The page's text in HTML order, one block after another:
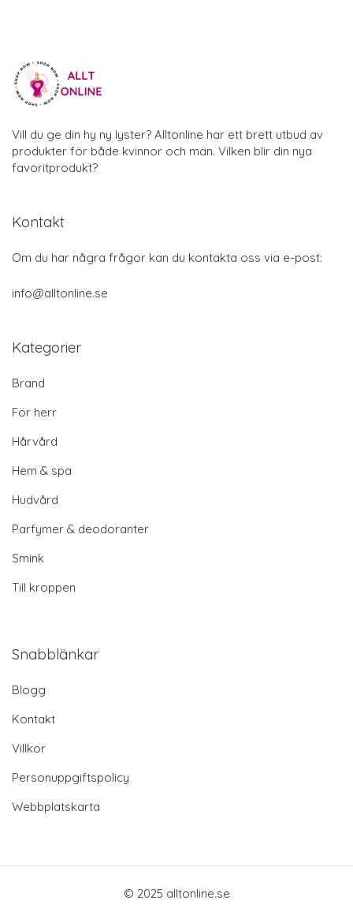
Vill du ge din hy ny lyster? Alltonline har ett brett utbud av
produkter för både kvinnor och män. Vilken blir din nya
favoritprodukt?
Kontakt
Om du har några frågor kan du kontakta oss via e-post:
info@alltonline.se
Kategorier
Brand
För herr
Hårvård
Hem & spa
Hudvård
Parfymer & deodoranter
Smink
Till kroppen
Snabblänkar
Blogg
Kontakt
Villkor
Personuppgiftspolicy
Webbplatskarta
© 2025 alltonline.se